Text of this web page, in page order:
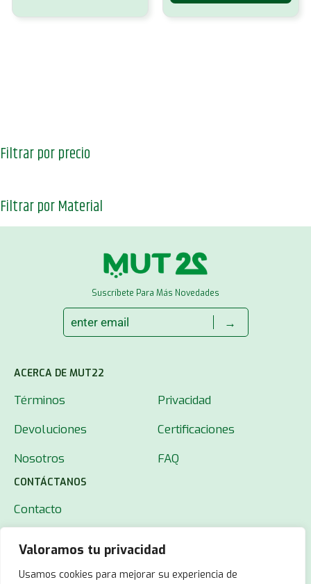
Valoramos tu privacidad
Usamos cookies para mejorar su experiencia de
Filtrar por precio
Filtrar por Material
Suscríbete Para Más Novedades
→
ACERCA DE MUT22
Términos
Privacidad
Devoluciones
Certificaciones
Nosotros
FAQ
CONTÁCTANOS
Contacto